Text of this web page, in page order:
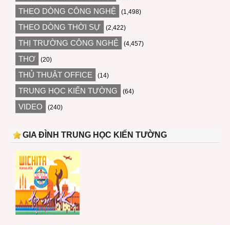
THEO DÒNG CÔNG NGHỆ (1,498)
THEO DÒNG THỜI SỰ (2,422)
THỊ TRƯỜNG CÔNG NGHỆ (4,457)
THƠ (20)
THỦ THUẬT OFFICE (14)
TRUNG HỌC KIẾN TƯỜNG (64)
VIDEO (240)
GIA ĐÌNH TRUNG HỌC KIẾN TƯỜNG